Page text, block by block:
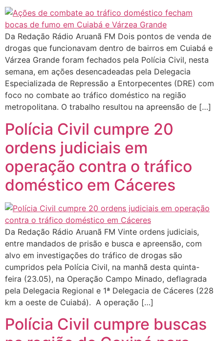
Da Redação Rádio Aruanã FM Dois pontos de venda de
drogas que funcionavam dentro de bairros em Cuiabá e
Várzea Grande foram fechados pela Polícia Civil, nesta
semana, em ações desencadeadas pela Delegacia
Especializada de Repressão a Entorpecentes (DRE) com
foco no combate ao tráfico doméstico na região
metropolitana. O trabalho resultou na apreensão de […]
Polícia Civil cumpre 20
ordens judiciais em
operação contra o tráfico
doméstico em Cáceres
Da Redação Rádio Aruanã FM Vinte ordens judiciais,
entre mandados de prisão e busca e apreensão, com
alvo em investigações do tráfico de drogas são
cumpridos pela Polícia Civil, na manhã desta quinta-
feira (23.05), na Operação Campo Minado, deflagrada
pela Delegacia Regional e 1ª Delegacia de Cáceres (228
km a oeste de Cuiabá). A operação […]
Polícia Civil cumpre buscas